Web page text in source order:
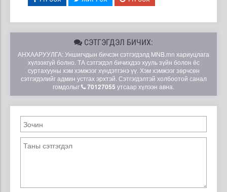
СЭТГЭГДЭЛ БИЧИХ:
АНХААРУУЛГА: Уншигчдын бичсэн сэтгэгдэлд MNB.mn хариуцлага
хүлээхгүй болно. ТА сэтгэгдэл бичихдээ хууль зүйн болон ёс
суртахууны хэм хэмжээг хүндэтгэнэ үү. Хэм хэмжээг зөрчсөн
сэтгэгдэлийг админ устгах эрхтэй. Сэтгэгдэлтэй холбоотой санал
гомдолыг
70127055 утсаар хүлээн авна.